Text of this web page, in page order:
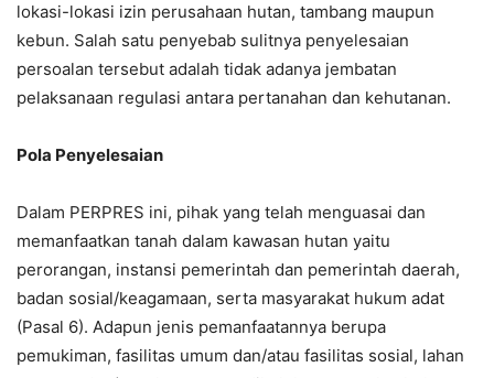
lokasi-lokasi izin perusahaan hutan, tambang maupun
kebun. Salah satu penyebab sulitnya penyelesaian
persoalan tersebut adalah tidak adanya jembatan
pelaksanaan regulasi antara pertanahan dan kehutanan.
Pola Penyelesaian
Dalam PERPRES ini, pihak yang telah menguasai dan
memanfaatkan tanah dalam kawasan hutan yaitu
perorangan, instansi pemerintah dan pemerintah daerah,
badan sosial/keagamaan, serta masyarakat hukum adat
(Pasal 6). Adapun jenis pemanfaatannya berupa
pemukiman, fasilitas umum dan/atau fasilitas sosial, lahan